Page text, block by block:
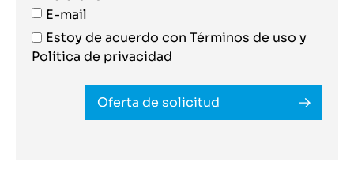
E-mail
Estoy de acuerdo con Términos de uso y
Política de privacidad
Oferta de solicitud